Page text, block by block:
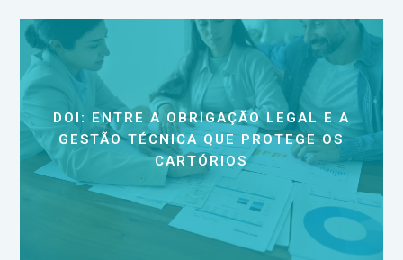
DOI: ENTRE A OBRIGAÇÃO LEGAL E A
GESTÃO TÉCNICA QUE PROTEGE OS
CARTÓRIOS